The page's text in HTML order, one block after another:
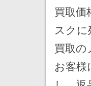
買取価
スクに
買取の
お客様